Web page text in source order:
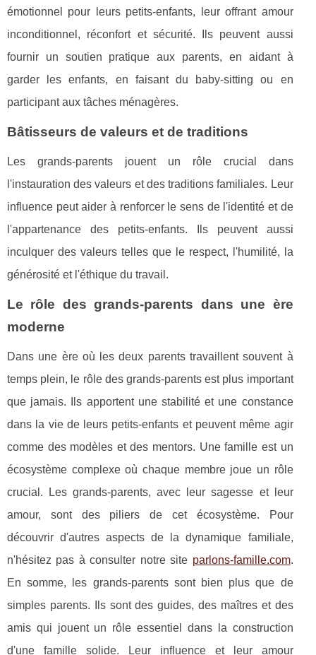
émotionnel pour leurs petits-enfants, leur offrant amour
inconditionnel, réconfort et sécurité. Ils peuvent aussi
fournir un soutien pratique aux parents, en aidant à
garder les enfants, en faisant du baby-sitting ou en
participant aux tâches ménagères.
Bâtisseurs de valeurs et de traditions
Les grands-parents jouent un rôle crucial dans
l'instauration des valeurs et des traditions familiales. Leur
influence peut aider à renforcer le sens de l'identité et de
l'appartenance des petits-enfants. Ils peuvent aussi
inculquer des valeurs telles que le respect, l'humilité, la
générosité et l'éthique du travail.
Le rôle des grands-parents dans une ère
moderne
Dans une ère où les deux parents travaillent souvent à
temps plein, le rôle des grands-parents est plus important
que jamais. Ils apportent une stabilité et une constance
dans la vie de leurs petits-enfants et peuvent même agir
comme des modèles et des mentors. Une famille est un
écosystème complexe où chaque membre joue un rôle
crucial. Les grands-parents, avec leur sagesse et leur
amour, sont des piliers de cet écosystème. Pour
découvrir d'autres aspects de la dynamique familiale,
n'hésitez pas à consulter notre site parlons-famille.com.
En somme, les grands-parents sont bien plus que de
simples parents. Ils sont des guides, des maîtres et des
amis qui jouent un rôle essentiel dans la construction
d'une famille solide. Leur influence et leur amour